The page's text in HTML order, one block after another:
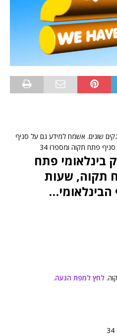
שונים. אשמח למידע גם על סניף
פתח תקוה ומספרו 34
בינלאומי פתח
34 פתח תקוה, שעות
הבינלאומי…
לחץ למפת הגעה.